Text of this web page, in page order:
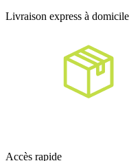
Livraison express à domicile
Accès rapide